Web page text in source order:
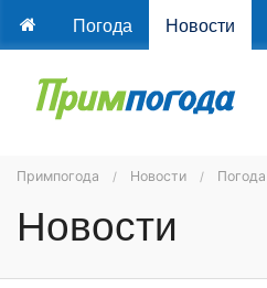
Погода Новости
Примпогода Новости Погода
Новости